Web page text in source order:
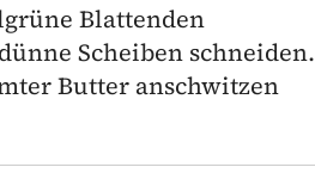
Blattenden
Scheiben schneiden.
Butter anschwitzen